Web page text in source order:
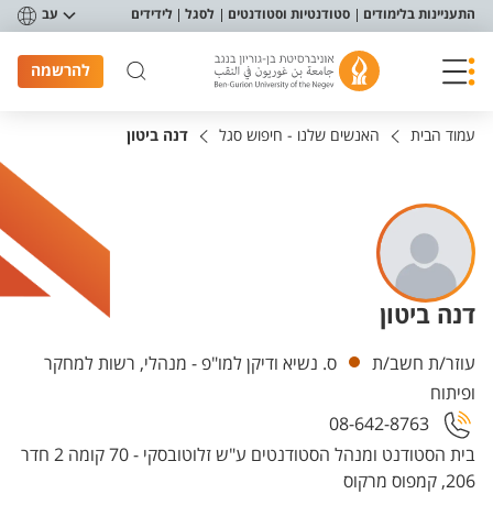
תפריט נגישות
התעניינות בלימודים סטודנטיות וסטודנטים לסגל לידידים עב
להרשמה
עמוד הבית האנשים שלנו - חיפוש סגל דנה ביטון
דנה ביטון
יחידות
עוזר/ת חשב/ת
ס. נשיא ודיקן למו"פ - מנהלי, רשות למחקר
ופיתוח
בית הסטודנט ומנהל הסטודנטים ע"ש זלוטובסקי - 70 קומה 2 חדר
206, קמפוס מרקוס
08-642-8763